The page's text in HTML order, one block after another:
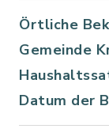
Örtliche
Gemeinde
Datum der